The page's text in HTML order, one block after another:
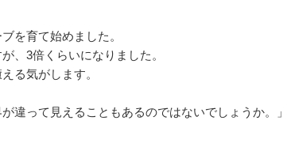
を育て始めました。
、3倍くらいになりました。
る気がします。
違って見えることもあるのではないでしょうか。」